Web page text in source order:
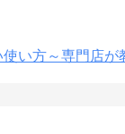
い方～専門店